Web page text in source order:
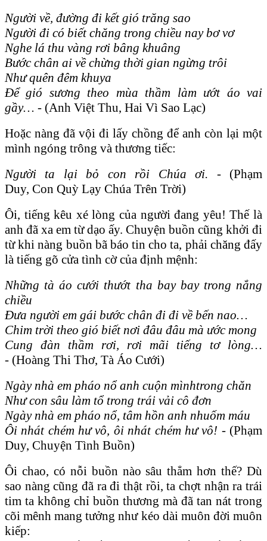
Người về, đường đi kết gió trăng sao
Người đi có biết chăng trong chiều nay bơ vơ
Nghe lá thu vàng rơi bâng khuâng
Bước chân ai về chừng thời gian ngừng trôi
Như quên đêm khuya
Để gió sương theo mùa thầm làm ướt áo vai
gầy… - (Anh Việt Thu, Hai Vì Sao Lạc)
Hoặc nàng đã vội đi lấy chồng để anh còn lại một
mình ngóng trông và thương tiếc:
Người ta lại bỏ con rồi Chúa ơi. - (Phạm
Duy, Con Quỳ Lạy Chúa Trên Trời)
Ôi, tiếng kêu xé lòng của người đang yêu! Thế là
anh đã xa em từ dạo ấy. Chuyện buồn cũng khởi đi
từ khi nàng buồn bã báo tin cho ta, phải chăng đấy
là tiếng gõ cửa tình cờ của định mệnh:
Những tà áo cưới thướt tha bay bay trong nắng
chiều
Đưa người em gái bước chân đi đi về bến nao…
Chim trời theo gió biết nơi đâu đâu mà ước mong
Cung đàn thầm rơi, rơi mãi tiếng tơ lòng…
- (Hoàng Thi Thơ, Tà Áo Cưới)
Ngày nhà em pháo nổ anh cuộn mìnhtrong chăn
Như con sâu làm tổ trong trái vải cô đơn
Ngày nhà em pháo nổ, tâm hồn anh nhuốm máu
Ôi nhát chém hư vô, ôi nhát chém hư vô! - (Phạm
Duy, Chuyện Tình Buồn)
Ôi chao, có nỗi buồn nào sâu thẳm hơn thế? Dù
sao nàng cũng đã ra đi thật rồi, ta chợt nhận ra trái
tim ta không chỉ buồn thương mà đã tan nát trong
cõi mênh mang tưởng như kéo dài muôn đời muôn
kiếp: